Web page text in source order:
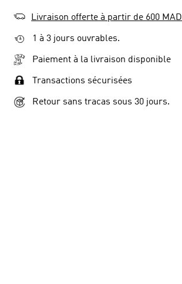
Livraison offerte à partir de 600 MAD
1 à 3 jours ouvrables.
Paiement à la livraison disponible
Transactions sécurisées
Retour sans tracas sous 30 jours.